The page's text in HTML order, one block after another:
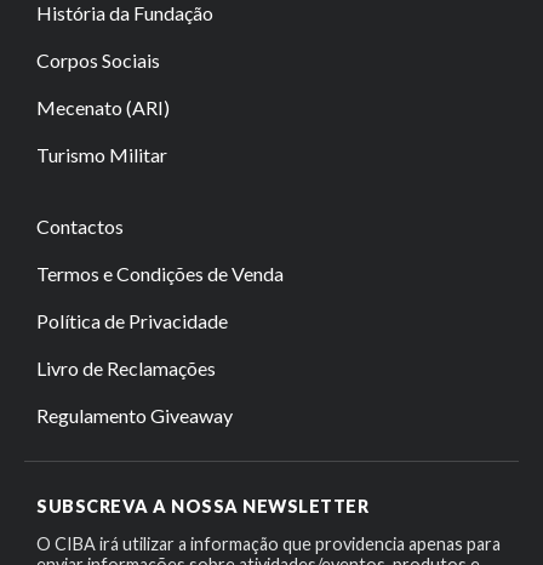
História da Fundação
Corpos Sociais
Mecenato (ARI)
Turismo Militar
Contactos
Termos e Condições de Venda
Política de Privacidade
Livro de Reclamações
Regulamento Giveaway
SUBSCREVA A NOSSA NEWSLETTER
O CIBA irá utilizar a informação que providencia apenas para